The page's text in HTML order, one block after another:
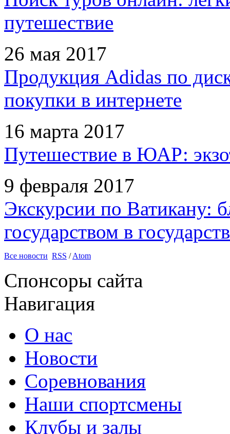
путешествие
26 мая 2017
Продукция Adidas по
покупки в интернете
16 марта 2017
Путешествие в ЮАР:
9 февраля 2017
Экскурсии по Ватикану:
государством в
Все новости RSS /Atom
Спонсоры сайта
Навигация
О нас
Новости
Соревнования
Наши спортсмены
Клубы и залы